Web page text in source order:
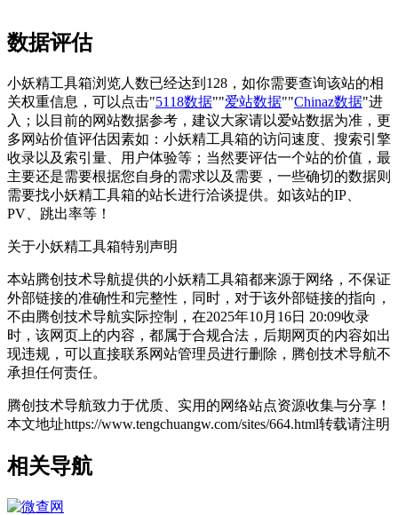
数据评估
小妖精工具箱浏览人数已经达到128，如你需要查询该站的相
关权重信息，可以点击"5118数据""爱站数据""Chinaz数据"进
入；以目前的网站数据参考，建议大家请以爱站数据为准，更
多网站价值评估因素如：小妖精工具箱的访问速度、搜索引擎
收录以及索引量、用户体验等；当然要评估一个站的价值，最
主要还是需要根据您自身的需求以及需要，一些确切的数据则
需要找小妖精工具箱的站长进行洽谈提供。如该站的IP、
PV、跳出率等！
关于小妖精工具箱特别声明
本站腾创技术导航提供的小妖精工具箱都来源于网络，不保证
外部链接的准确性和完整性，同时，对于该外部链接的指向，
不由腾创技术导航实际控制，在2025年10月16日 20:09收录
时，该网页上的内容，都属于合规合法，后期网页的内容如出
现违规，可以直接联系网站管理员进行删除，腾创技术导航不
承担任何责任。
腾创技术导航致力于优质、实用的网络站点资源收集与分享！
本文地址https://www.tengchuangw.com/sites/664.html转载请注明
相关导航